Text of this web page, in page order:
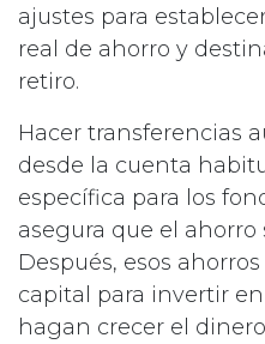
ajustes para
real de ahorro y
retiro.
Hacer transferencias
desde la cuenta
específica para los
asegura que el ahorro
Después, esos
capital para invertir
hagan crecer el